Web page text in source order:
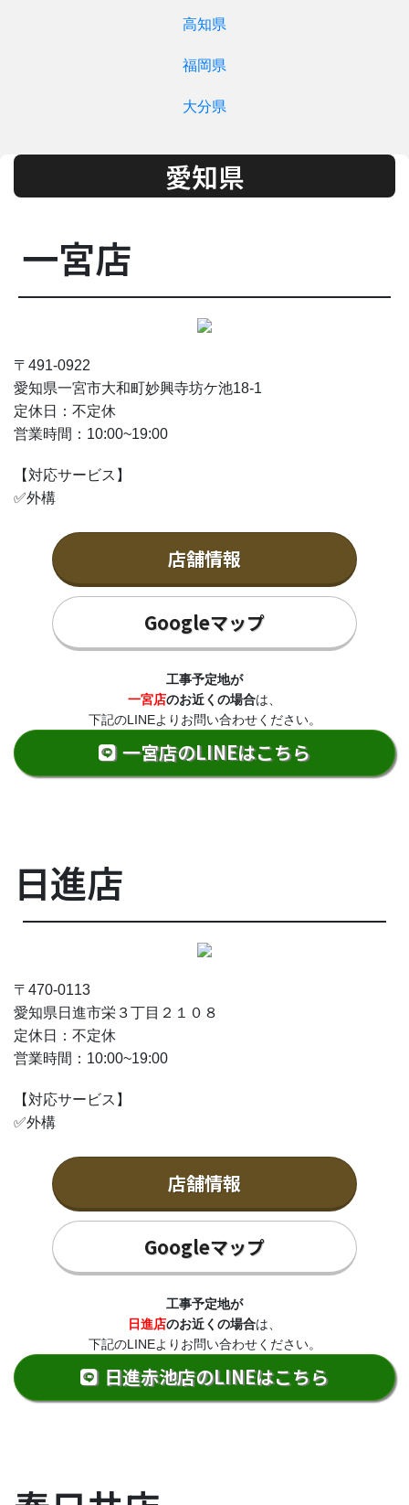
高知県
福岡県
大分県
愛知県
一宮店
〒491-0922
愛知県一宮市大和町妙興寺坊ケ池18-1
定休日：不定休
営業時間：10:00~19:00
【対応サービス】
✅外構
店舗情報
Googleマップ
工事予定地が
一宮店のお近くの場合は、
下記のLINEよりお問い合わせください。
一宮店のLINEはこちら
日進店
〒 470-0113
愛知県日進市栄３丁目２１０８
定休日：不定休
営業時間：10:00~19:00
【対応サービス】
✅外構
店舗情報
Googleマップ
工事予定地が
日進店のお近くの場合は、
下記のLINEよりお問い合わせください。
日進赤池店のLINEはこちら